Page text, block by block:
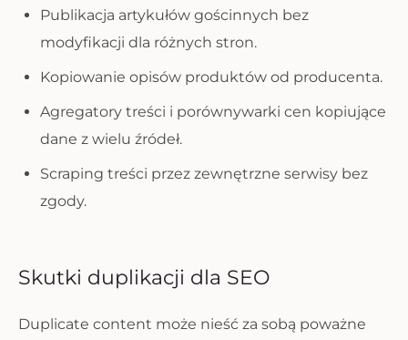
Publikacja artykułów gościnnych bez
modyfikacji dla różnych stron.
Kopiowanie opisów produktów od producenta.
Agregatory treści i porównywarki cen kopiujące
dane z wielu źródeł.
Scraping treści przez zewnętrzne serwisy bez
zgody.
Skutki duplikacji dla SEO
Duplicate content może nieść za sobą poważne